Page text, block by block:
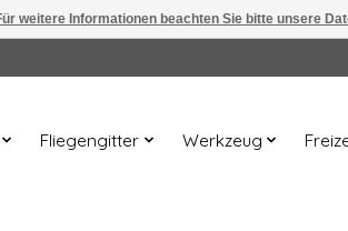
Fliegengitter Werkzeug
weitere Informationen beachten Sie bitte unsere